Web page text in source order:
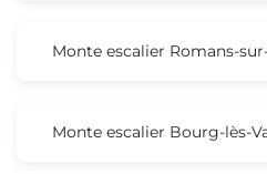
Monte escalier Romans-
Monte escalier Bourg-lès-